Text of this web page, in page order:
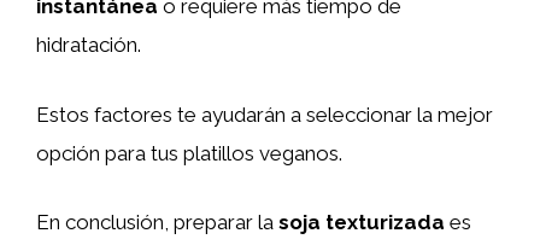
instantánea o requiere más tiempo de
hidratación.
Estos factores te ayudarán a seleccionar la mejor
opción para tus platillos veganos.
En conclusión, preparar la soja texturizada es